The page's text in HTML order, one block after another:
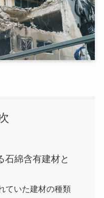
石綿含有建材と
ていた建材の種類